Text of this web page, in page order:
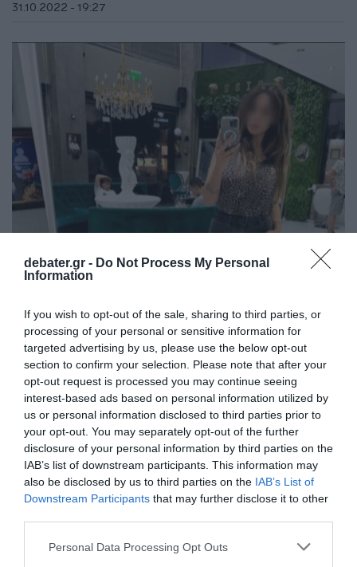
debater.gr - Do Not Process My Personal
Information
If you wish to opt-out of the sale, sharing to third parties, or
processing of your personal or sensitive information for
targeted advertising by us, please use the below opt-out
section to confirm your selection. Please note that after your
opt-out request is processed you may continue seeing
interest-based ads based on personal information utilized by
us or personal information disclosed to third parties prior to
your opt-out. You may separately opt-out of the further
disclosure of your personal information by third parties on the
IAB’s list of downstream participants. This information may
also be disclosed by us to third parties on the IAB’s List of
Downstream Participants that may further disclose it to other
Please note that this website/app uses one or more Google
Personal Data Processing Opt Outs
31.10.2022 - 19:27
ΕΛΛΑΔΑ
– “Με παρουσιάζετε σαν το “τέρας του Λόχ
Νες” (vids)
"Καμία πρόθεση δεν είχα να σκοτώσω άνθρωπο"
31.10.2022 - 17:55